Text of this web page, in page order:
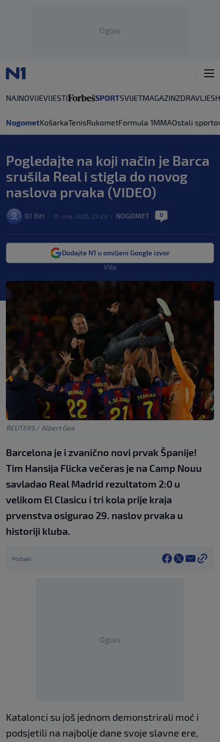
Oglas
NAJNOVIJEVIJESTI SPORTSVIJETMAGAZINZDRAVLJE
NogometKošarkaTenisRukometFormula 1MMAOstali
Pogledajte na koji način je Barca
srušila Real i stigla do novog
naslova prvaka (VIDEO)
N1 BiH 10. maj. 2026. 23:23 NOGOMET 0
Dodajte N1 u omiljeni Google izvor
Više
REUTERS / Albert Gea
Barcelona je i zvanično novi prvak Španije!
Tim Hansija Flicka večeras je na Camp Nouu
savladao Real Madrid rezultatom 2:0 u
velikom El Clasicu i tri kola prije kraja
prvenstva osigurao 29. naslov prvaka u
historiji kluba.
Podijeli
Oglas
Katalonci su još jednom demonstrirali moć i
podsjetili na najbolje dane svoje slavne ere,